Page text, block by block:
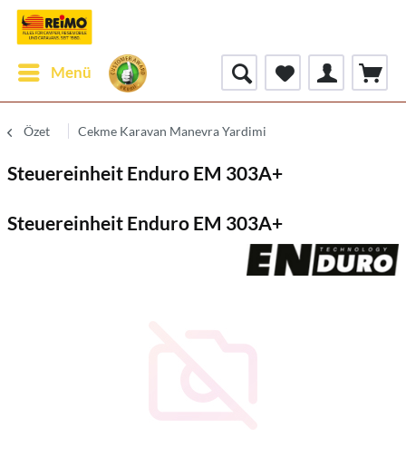
Menü
Özet Cekme Karavan Manevra Yardimi
Steuereinheit Enduro EM 303A+
Steuereinheit Enduro EM 303A+